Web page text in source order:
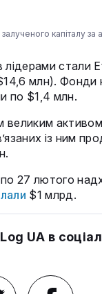
капіталу
лідерами стали
млн). Фонди
по $1,4 млн.
великим
із ним
27 лютого
$1 млрд.
UA в